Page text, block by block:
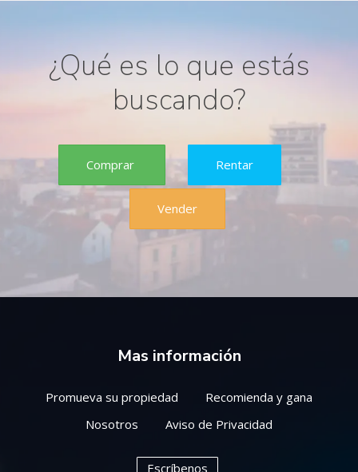
¿Qué es lo que estás
buscando?
Comprar Rentar
Vender
Mas información
Promueva su propiedad
Recomienda y gana
Nosotros
Aviso de Privacidad
Escríbenos